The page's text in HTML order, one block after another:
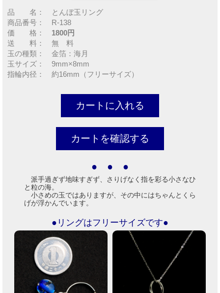
品 名： とんぼ玉リング
商品番号： R-138
価 格： 1800円
送 料： 無 料
玉の種類： 金箔：海月
玉サイズ： 9mm×8mm
指輪内径： 約16mm（フリーサイズ）
● ● ●
派手過ぎず地味すぎず、さりげなく指を彩る小さなひ
と粒の海。
小さめの玉ではありますが、その中にはちゃんとくら
げが浮かんでいます。
●リングはフリーサイズです●